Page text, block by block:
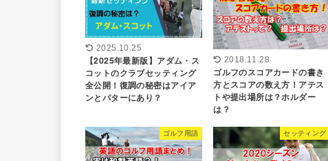
2025.10.25
【2025年最新版】アダム・ス
コットのクラブセッティング
全公開！復調の秘密はアイア
ンとパターにあり？
2018.11.28
ゴルフのスコアカードの書き
方とスコアの数え方！アテス
トや提出場所は？ホルダー
は？
ゴルフ用語 セッティング